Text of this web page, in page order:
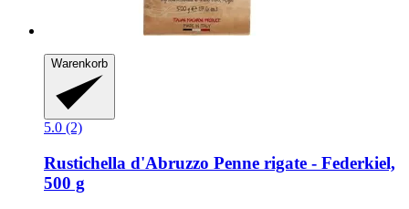
Warenkorb
5.0 (2)
Rustichella d'Abruzzo Penne rigate -​ Federkiel,
500 g